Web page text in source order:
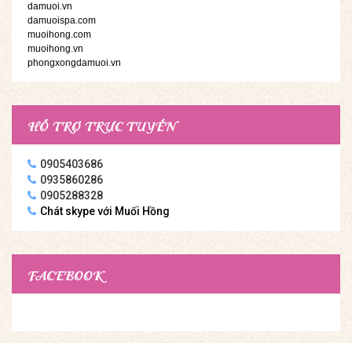
damuoi.vn
damuoispa.com
muoihong.com
muoihong.vn
phongxongdamuoi.vn
HỖ TRỢ TRỰC TUYẾN
0905403686
0935860286
0905288328
Chát skype với Muối Hồng
FACEBOOK